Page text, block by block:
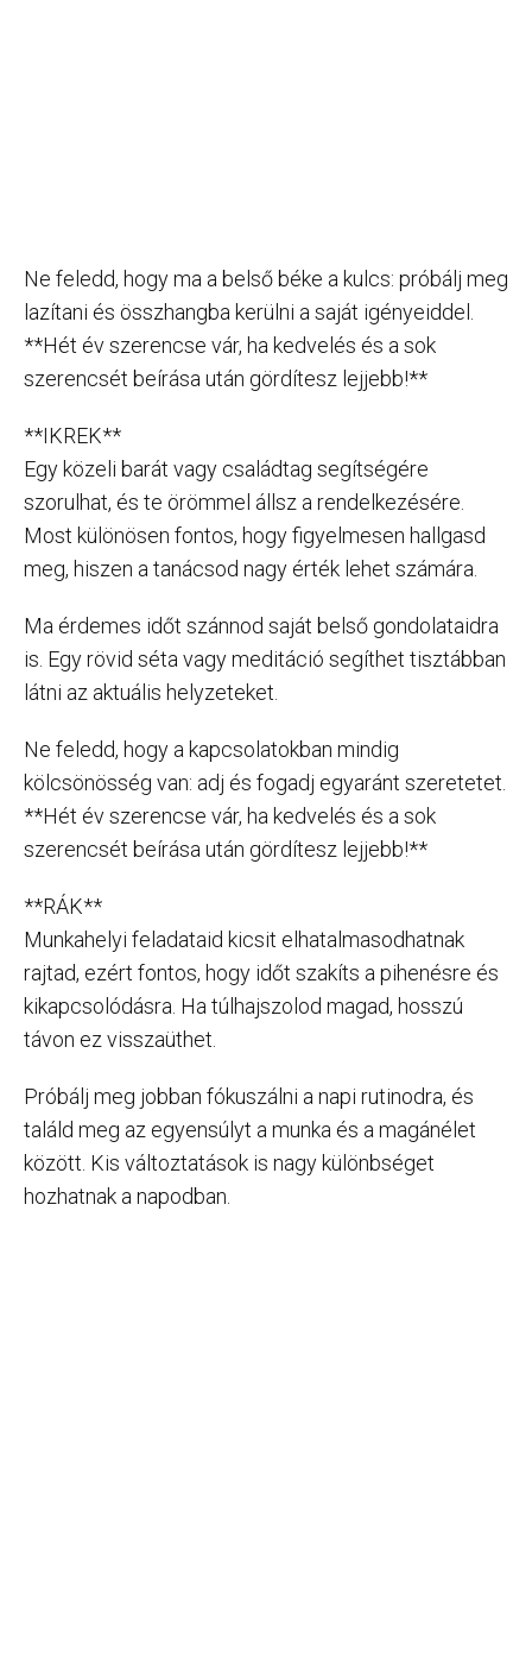
Ne feledd, hogy ma a belső béke a kulcs: próbálj meg
lazítani és összhangba kerülni a saját igényeiddel.
**Hét év szerencse vár, ha kedvelés és a sok
szerencsét beírása után gördítesz lejjebb!**
**IKREK**
Egy közeli barát vagy családtag segítségére
szorulhat, és te örömmel állsz a rendelkezésére.
Most különösen fontos, hogy figyelmesen hallgasd
meg, hiszen a tanácsod nagy érték lehet számára.
Ma érdemes időt szánnod saját belső gondolataidra
is. Egy rövid séta vagy meditáció segíthet tisztábban
látni az aktuális helyzeteket.
Ne feledd, hogy a kapcsolatokban mindig
kölcsönösség van: adj és fogadj egyaránt szeretetet.
**Hét év szerencse vár, ha kedvelés és a sok
szerencsét beírása után gördítesz lejjebb!**
**RÁK**
Munkahelyi feladataid kicsit elhatalmasodhatnak
rajtad, ezért fontos, hogy időt szakíts a pihenésre és
kikapcsolódásra. Ha túlhajszolod magad, hosszú
távon ez visszaüthet.
Próbálj meg jobban fókuszálni a napi rutinodra, és
találd meg az egyensúlyt a munka és a magánélet
között. Kis változtatások is nagy különbséget
hozhatnak a napodban.